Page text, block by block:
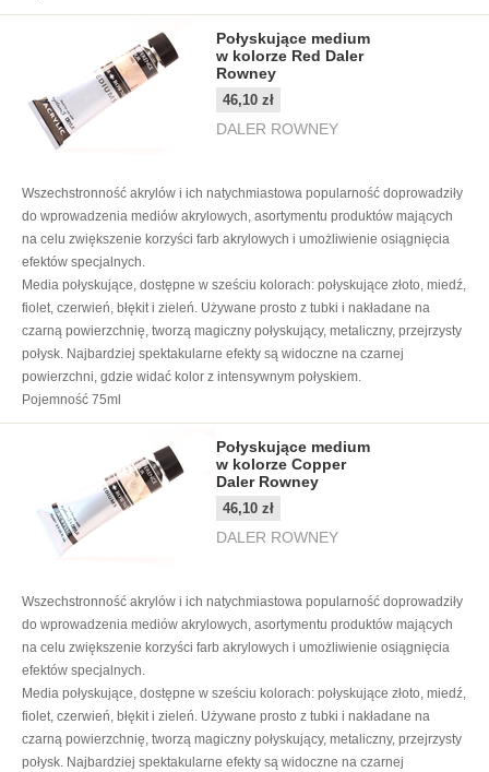
Połyskujące medium
w kolorze Red Daler
Rowney
46,10 zł
DALER ROWNEY
Wszechstronność akrylów i ich natychmiastowa popularność doprowadziły
do wprowadzenia mediów akrylowych, asortymentu produktów mających
na celu zwiększenie korzyści farb akrylowych i umożliwienie osiągnięcia
efektów specjalnych.
Media połyskujące, dostępne w sześciu kolorach: połyskujące złoto, miedź,
fiolet, czerwień, błękit i zieleń. Używane prosto z tubki i nakładane na
czarną powierzchnię, tworzą magiczny połyskujący, metaliczny, przejrzysty
połysk. Najbardziej spektakularne efekty są widoczne na czarnej
powierzchni, gdzie widać kolor z intensywnym połyskiem.
Pojemność 75ml
Połyskujące medium
w kolorze Copper
Daler Rowney
46,10 zł
DALER ROWNEY
Wszechstronność akrylów i ich natychmiastowa popularność doprowadziły
do wprowadzenia mediów akrylowych, asortymentu produktów mających
na celu zwiększenie korzyści farb akrylowych i umożliwienie osiągnięcia
efektów specjalnych.
Media połyskujące, dostępne w sześciu kolorach: połyskujące złoto, miedź,
fiolet, czerwień, błękit i zieleń. Używane prosto z tubki i nakładane na
czarną powierzchnię, tworzą magiczny połyskujący, metaliczny, przejrzysty
połysk. Najbardziej spektakularne efekty są widoczne na czarnej